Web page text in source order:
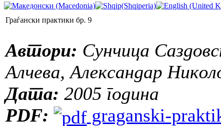
Граѓански практики бр. 9
Автори: Сунчица
Алчева, Александар
Дата: 2005 година
PDF:
graganski-